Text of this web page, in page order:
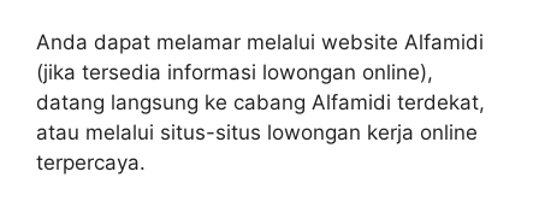
Anda dapat melamar melalui website Alfamidi
(jika tersedia informasi lowongan online),
datang langsung ke cabang Alfamidi terdekat,
atau melalui situs-situs lowongan kerja online
terpercaya.